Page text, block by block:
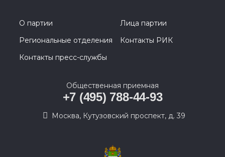
О партии
Лица партии
Региональные отделения
Контакты РИК
Контакты пресс-службы
Общественная приемная
+7 (495) 788-44-93
Москва, Кутузовский проспект, д. 39